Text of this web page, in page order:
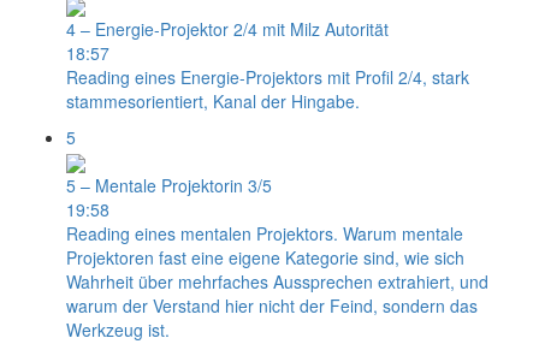
4 – Energie-Projektor 2/4 mit Milz Autorität
18:57
Reading eines Energie-Projektors mit Profil 2/4, stark
stammesorientiert, Kanal der Hingabe.
5
5 – Mentale Projektorin 3/5
19:58
Reading eines mentalen Projektors. Warum mentale
Projektoren fast eine eigene Kategorie sind, wie sich
Wahrheit über mehrfaches Aussprechen extrahiert, und
warum der Verstand hier nicht der Feind, sondern das
Werkzeug ist.